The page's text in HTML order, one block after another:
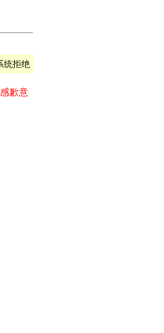
统拒绝
歉意